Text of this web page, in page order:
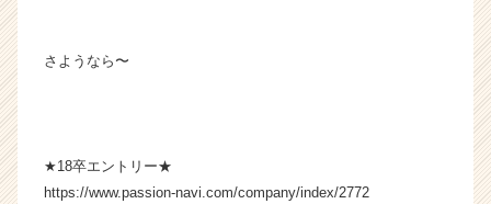
さようなら〜
★18卒エントリー★
https://www.passion-navi.com/company/index/2772